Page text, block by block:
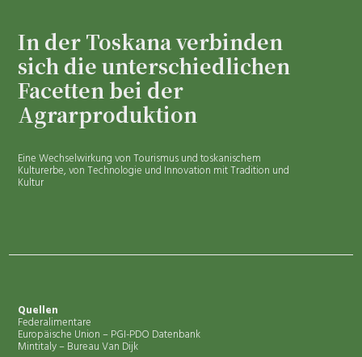
In der Toskana verbinden
sich die unterschiedlichen
Facetten bei der
Agrarproduktion
Eine Wechselwirkung von Tourismus und toskanischem
Kulturerbe, von Technologie und Innovation mit Tradition und
Kultur
Quellen
Federalimentare
Europäische Union – PGI-PDO Datenbank
Mintitaly – Bureau Van Dijk